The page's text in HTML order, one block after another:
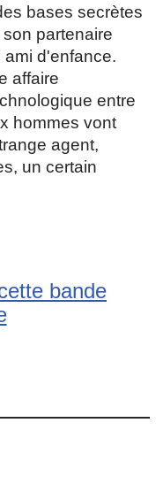
bases secrètes
partenaire
ami d'enfance.
affaire
entre
hommes vont
agent,
un certain
bande